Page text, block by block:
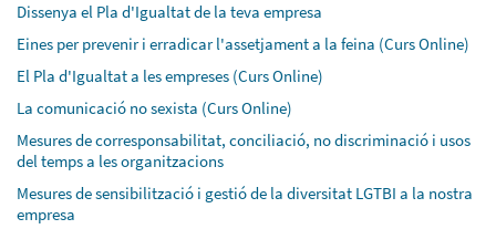
Dissenya el Pla d'Igualtat de la teva empresa
Eines per prevenir i erradicar l'assetjament a la feina (Curs Online)
El Pla d'Igualtat a les empreses (Curs Online)
La comunicació no sexista (Curs Online)
Mesures de corresponsabilitat, conciliació, no discriminació i usos
del temps a les organitzacions
Mesures de sensibilització i gestió de la diversitat LGTBI a la nostra
empresa